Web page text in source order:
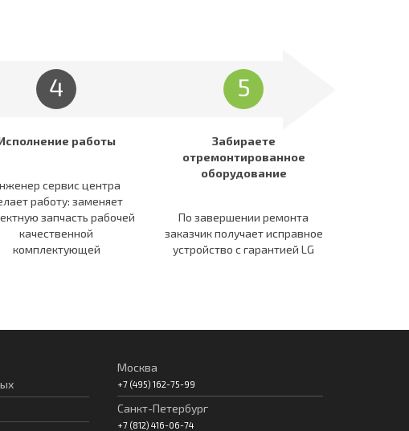
4
работы
сервис центра
работу: заменяет
запчасть рабочей
качественной
комплектующей
5
Забираете
отремонтированное
оборудование
По завершении ремонта
заказчик получает исправное
устройство c гарантией LG
Москва
+7 (495) 162-75-99
Санкт-Петербург
+7 (812) 416-06-74